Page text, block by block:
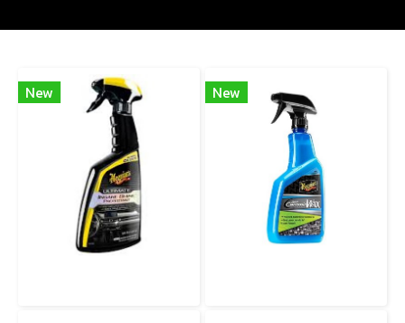
New New